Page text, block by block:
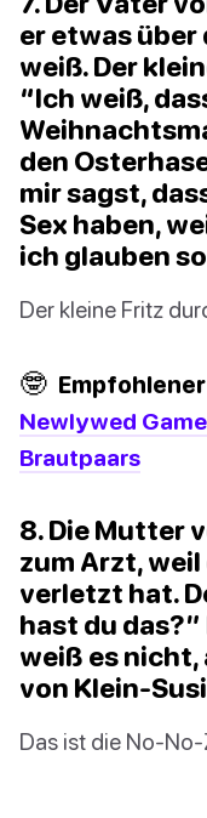
er etwas über
weiß. Der
“Ich weiß,
den
mir sagst,
Sex haben,
ich glauben
Der kleine Fritz
🤓
Newlywed
Brautpaars
8. Die Mutter
zum Arzt, weil
verletzt hat.
hast du
weiß es nicht,
von Klein-
Das ist die No-